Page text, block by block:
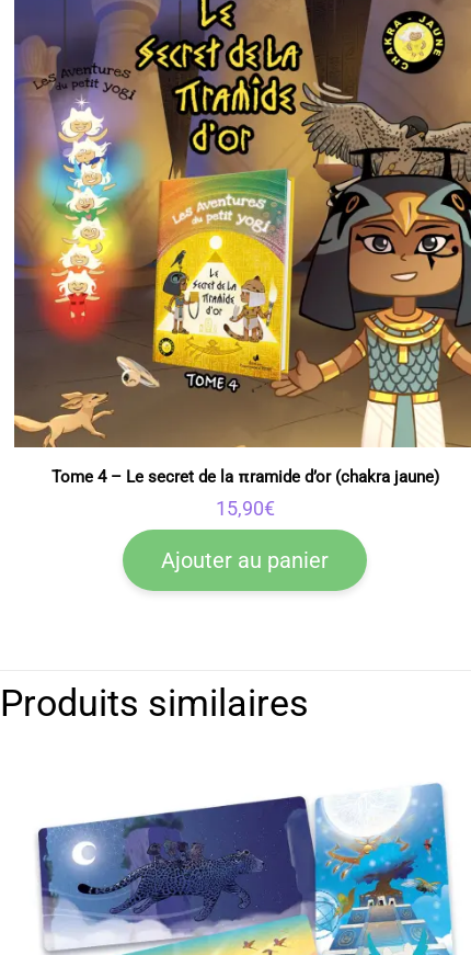
Tome 4 – Le secret de la πramide d’or (chakra jaune)
15,90€
Ajouter au panier
Produits similaires